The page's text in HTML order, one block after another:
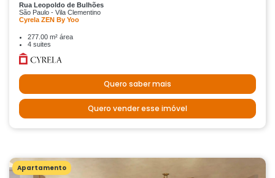
Rua Leopoldo de Bulhões
São Paulo - Vila Clementino
Cyrela ZEN By Yoo
277.00 m² área
4 suites
Quero saber mais
Quero vender esse imóvel
Apartamento